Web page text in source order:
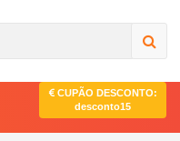
CUPÃO DESCONTO:
desconto15